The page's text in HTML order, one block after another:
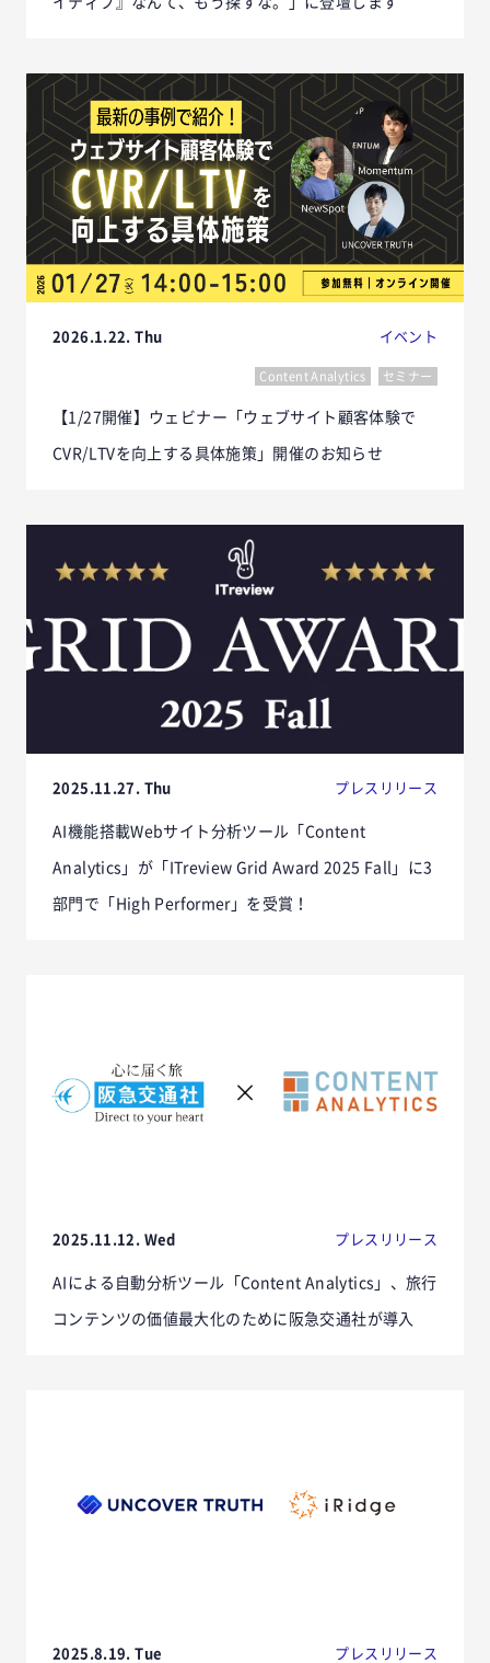
2026.1.22. Thu イベント
Content Analytics セミナー
【1/27開催】ウェビナー「ウェブサイト顧客体験で
CVR/LTVを向上する具体施策」開催のお知らせ
2025.11.27. Thu プレスリリース
AI機能搭載Webサイト分析ツール「Content
Analytics」が「ITreview Grid Award 2025 Fall」に3
部門で「High Performer」を受賞！
2025.11.12. Wed プレスリリース
AIによる自動分析ツール「Content Analytics」、旅行
コンテンツの価値最大化のために阪急交通社が導入
2025.8.19. Tue プレスリリース